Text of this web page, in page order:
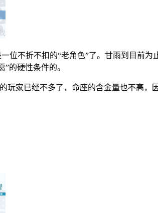
位不折不扣的“老角色”了。甘雨到目前
的硬性条件的。
玩家已经不多了，命座的含金量也不高